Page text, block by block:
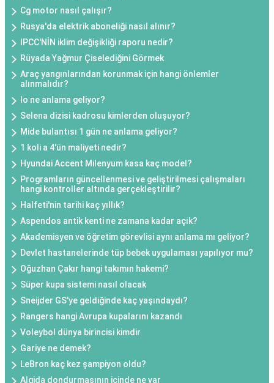
Cg motor nasıl çalışır?
Rusya'da elektrik aboneliği nasıl alınır?
IPCC'NİN iklim değişikliği raporu nedir?
Rüyada Yağmur Çiselediğini Görmek
Araç yangınlarından korunmak için hangi önlemler
alınmalıdır?
Io ne anlama geliyor?
Selena dizisi kadrosu kimlerden oluşuyor?
Mide bulantısı 1 gün ne anlama geliyor?
1 koli a 4'ün maliyeti nedir?
Hyundai Accent Milenyum kasa kaç model?
Programların güncellenmesi ve geliştirilmesi çalışmaları
hangi kontroller altında gerçekleştirilir?
Halfeti'nin tarihi kaç yıllık?
Aspendos antik kenti ne zamana kadar açık?
Akademisyen ve öğretim görevlisi aynı anlama mı geliyor?
Devlet hastanelerinde tüp bebek uygulaması yapılıyor mu?
Oğuzhan Çakır hangi takımın hakemi?
Süper kupa sistemi nasıl olacak
Sneijder GS'ye geldiğinde kaç yaşındaydı?
Rangers hangi Avrupa kupalarını kazandı
Voleybol dünya birincisi kimdir
Gariye ne demek?
LeBron kaç kez şampiyon oldu?
Algida dondurmasının içinde ne var